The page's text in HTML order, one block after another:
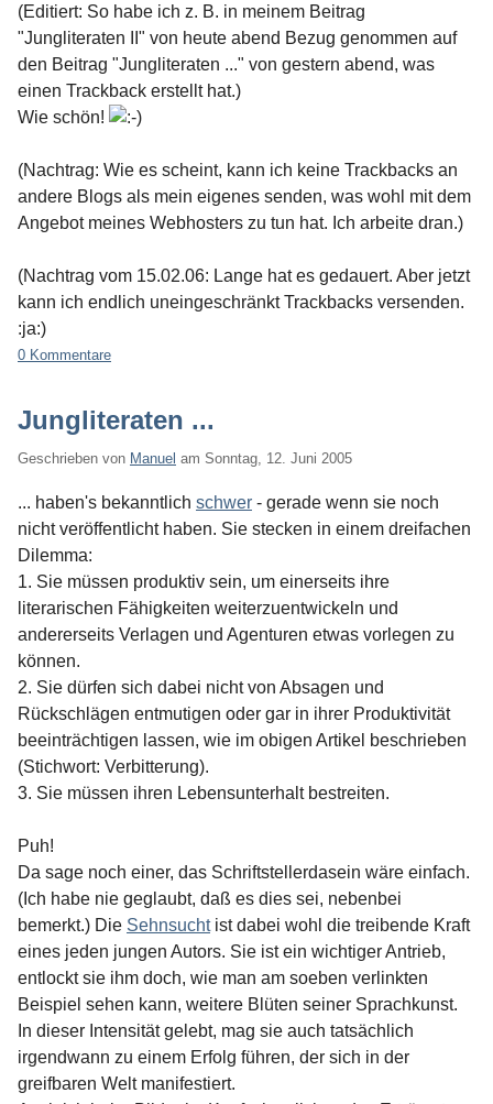
(Editiert: So habe ich z. B. in meinem Beitrag
"Jungliteraten II" von heute abend Bezug genommen auf
den Beitrag "Jungliteraten ..." von gestern abend, was
einen Trackback erstellt hat.)
Wie schön!
(Nachtrag: Wie es scheint, kann ich keine Trackbacks an
andere Blogs als mein eigenes senden, was wohl mit dem
Angebot meines Webhosters zu tun hat. Ich arbeite dran.)
(Nachtrag vom 15.02.06: Lange hat es gedauert. Aber jetzt
kann ich endlich uneingeschränkt Trackbacks versenden.
:ja:)
0 Kommentare
Jungliteraten ...
Geschrieben von Manuel am Sonntag, 12. Juni 2005
... haben's bekanntlich schwer - gerade wenn sie noch
nicht veröffentlicht haben. Sie stecken in einem dreifachen
Dilemma:
1. Sie müssen produktiv sein, um einerseits ihre
literarischen Fähigkeiten weiterzuentwickeln und
andererseits Verlagen und Agenturen etwas vorlegen zu
können.
2. Sie dürfen sich dabei nicht von Absagen und
Rückschlägen entmutigen oder gar in ihrer Produktivität
beeinträchtigen lassen, wie im obigen Artikel beschrieben
(Stichwort: Verbitterung).
3. Sie müssen ihren Lebensunterhalt bestreiten.
Puh!
Da sage noch einer, das Schriftstellerdasein wäre einfach.
(Ich habe nie geglaubt, daß es dies sei, nebenbei
bemerkt.) Die Sehnsuchtist dabei wohl die treibende Kraft
eines jeden jungen Autors. Sie ist ein wichtiger Antrieb,
entlockt sie ihm doch, wie man am soeben verlinkten
Beispiel sehen kann, weitere Blüten seiner Sprachkunst.
In dieser Intensität gelebt, mag sie auch tatsächlich
irgendwann zu einem Erfolg führen, der sich in der
greifbaren Welt manifestiert.